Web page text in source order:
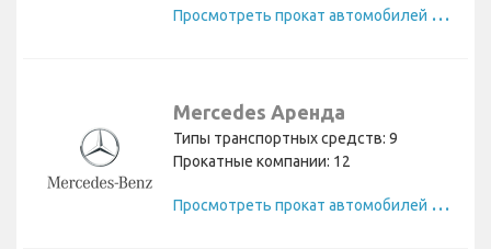
П
росмотреть прокат автомобилей Ford
Mercedes Аренда
Типы транспортных средств: 9
Прокатные компании: 12
П
росмотреть прокат автомобилей Mercedes